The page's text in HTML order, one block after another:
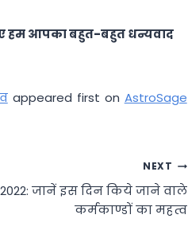
हम आपका बहुत-बहुत धन्यवाद
appeared first on AstroSage
NEXT
जानें इस दिन किये जाने वाले
कर्मकाण्डों का महत्व